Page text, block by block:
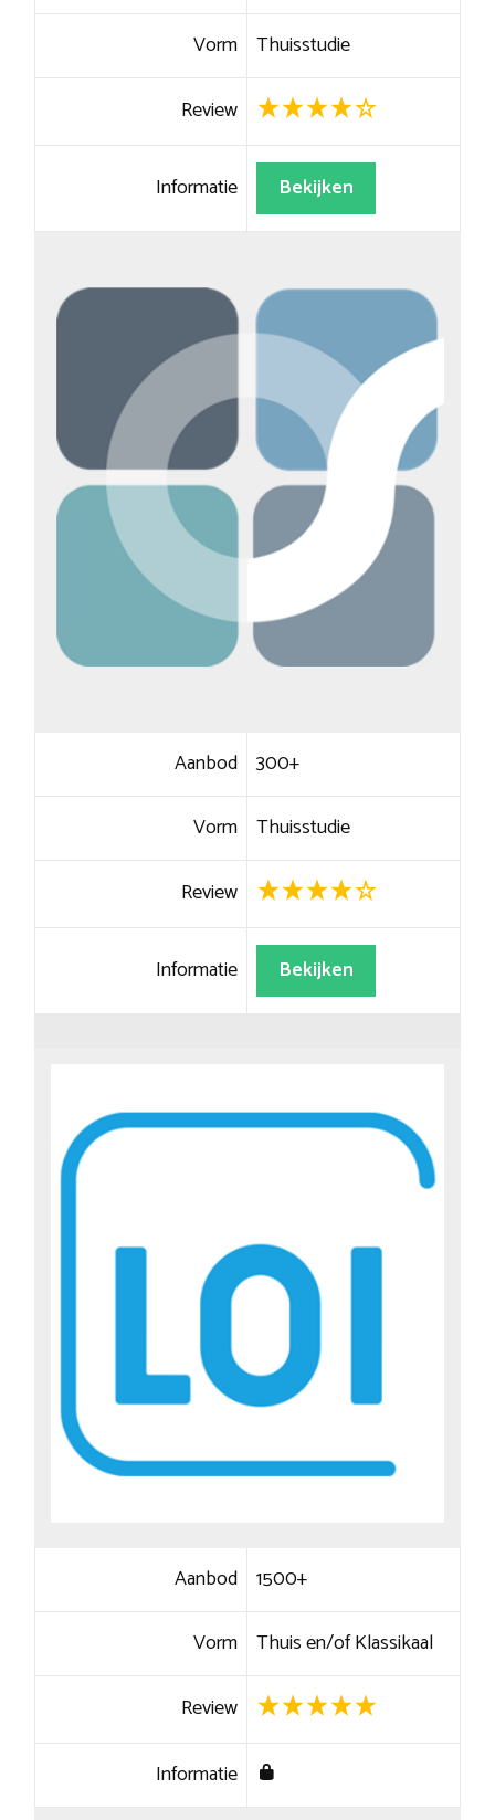
Vorm Thuisstudie
Review
Informatie Bekijken
Aanbod 300+
Vorm Thuisstudie
Review
Informatie Bekijken
Aanbod 1500+
Vorm Thuis en/of Klassikaal
Review
Informatie